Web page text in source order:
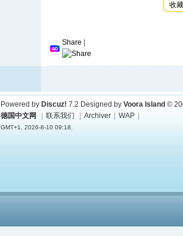
收
Share
Powered by Discuz! 7.2 Designed by Voora Island ©
德国中文网
联系我们 Archiver WAP
GMT+1, 2026-8-10 09:18.